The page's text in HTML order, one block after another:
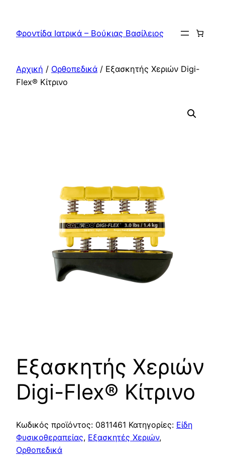
περιεχόμενο
Φροντίδα Ιατρικά – Βούκιας Βασίλειος
Αρχική / Ορθοπεδικά / Εξασκητής Χεριών Digi-
Flex® Kίτρινο
Εξασκητής Χεριών
Digi-Flex® Kίτρινο
Κωδικός προϊόντος: 0811461 Κατηγορίες: Είδη
Φυσικοθεραπείας, Εξασκητές Χεριών,
Ορθοπεδικά